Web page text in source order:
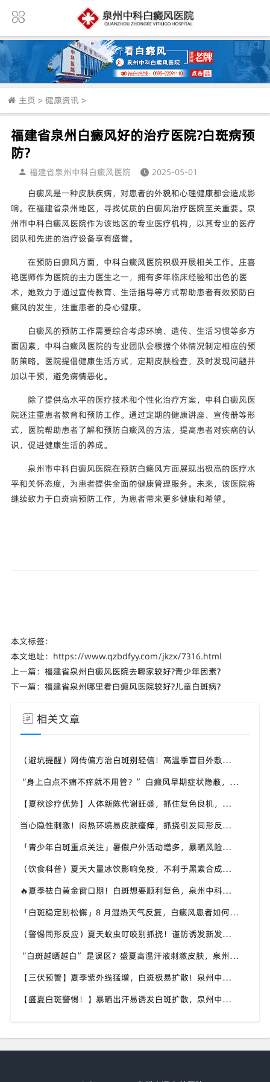
主页 > 健康资讯 >
福建省泉州白癜风好的治疗医院?白斑病预
防?
福建省泉州中科白癜风医院
2025-05-01
白癜风是一种皮肤疾病，对患者的外貌和心理健康都会造成影
响。在福建省泉州地区，寻找优质的白癜风治疗医院至关重要。泉
州市中科白癜风医院作为该地区的专业医疗机构，以其专业的医疗
团队和先进的治疗设备享有盛誉。
在预防白癜风方面，中科白癜风医院积极开展相关工作。庄喜
艳医师作为医院的主力医生之一，拥有多年临床经验和出色的医
术，她致力于通过宣传教育、生活指导等方式帮助患者有效预防白
癜风的发生，注重患者的身心健康。
白癜风的预防工作需要综合考虑环境、遗传、生活习惯等多方
面因素，中科白癜风医院的专业团队会根据个体情况制定相应的预
防策略。医院提倡健康生活方式，定期皮肤检查，及时发现问题并
加以干预，避免病情恶化。
除了提供高水平的医疗技术和个性化治疗方案，中科白癜风医
院还注重患者教育和预防工作。通过定期的健康讲座、宣传册等形
式，医院帮助患者了解和预防白癜风的方法，提高患者对疾病的认
识，促进健康生活的养成。
泉州市中科白癜风医院在预防白癜风方面展现出极高的医疗水
平和关怀态度，为患者提供全面的健康管理服务。未来，该医院将
继续致力于白斑病预防工作，为患者带来更多健康和希望。
本文标签：
本文地址：https://www.qzbdfyy.com/jkzx/7316.html
上一篇： 福建省泉州白癜风医院去哪家较好?青少年因素?
下一篇： 福建省泉州哪里看白癜风医院较好?儿童白斑病?
相关文章
（避坑提醒）网传偏方治白斑别轻信！高温季盲目外敷易灼伤肌肤，泉州中科白癜风医院倡导规范诊疗
“身上白点不痛不痒就不用管？” 白癜风早期症状隐蔽，泉州中科白癜风医院提醒切勿忽视微小白斑
【夏秋诊疗优势】人体新陈代谢旺盛，抓住复色良机，泉州中科白癜风医院为泉州白癜风患者定制调理方案
当心隐性刺激！闷热环境易皮肤瘙痒，抓挠引发同形反应，泉州中科白癜风医院讲解白癜风防扩散小知识
「青少年白斑重点关注」暑假户外活动增多，暴晒风险上升，泉州中科白癜风医院守护学生群体白斑健康
（饮食科普）夏天大量冰饮影响免疫，不利于黑素合成，泉州中科白癜风医院分享白癜风患者夏日饮食方案
🔥夏季祛白黄金窗口期！白斑想要顺利复色，泉州中科白癜风医院告诉你白癜风患者夏季不能忽视的细节
「白斑稳定别松懈」8 月湿热天气反复，白癜风患者如何安然度夏？泉州中科白癜风医院实用养护方案
（警惕同形反应）夏天蚊虫叮咬别抓挠！谨防诱发新发白斑，泉州中科白癜风医院科普白癜风防护常识
“白斑越晒越白” 是误区？盛夏高温汗液刺激皮肤，泉州中科白癜风医院分享白癜风夏季日常养护要点
【三伏预警】夏季紫外线猛增，白斑极易扩散！泉州中科白癜风医院提醒白斑人群做好科学防晒稳住病情
【盛夏白斑警惕！】暴晒出汗易诱发白斑扩散，泉州中科白癜风医院提醒做好防护